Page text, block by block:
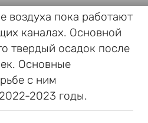
воздуха пока работают
каналах. Основной
твердый осадок после
Основные
с ним
2023 годы.